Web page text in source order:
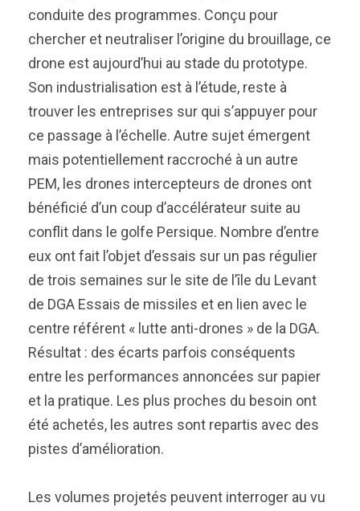
conduite des programmes. Conçu pour
chercher et neutraliser l’origine du brouillage, ce
drone est aujourd’hui au stade du prototype.
Son industrialisation est à l’étude, reste à
trouver les entreprises sur qui s’appuyer pour
ce passage à l’échelle. Autre sujet émergent
mais potentiellement raccroché à un autre
PEM, les drones intercepteurs de drones ont
bénéficié d’un coup d’accélérateur suite au
conflit dans le golfe Persique. Nombre d’entre
eux ont fait l’objet d’essais sur un pas régulier
de trois semaines sur le site de l’île du Levant
de DGA Essais de missiles et en lien avec le
centre référent « lutte anti-drones » de la DGA.
Résultat : des écarts parfois conséquents
entre les performances annoncées sur papier
et la pratique. Les plus proches du besoin ont
été achetés, les autres sont repartis avec des
pistes d’amélioration.
Les volumes projetés peuvent interroger au vu